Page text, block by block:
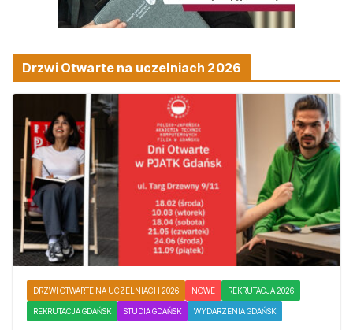
Drzwi Otwarte na uczelniach 2026
DRZWI OTWARTE NA UCZELNIACH 2026 NOWE REKRUTACJA 2026
REKRUTACJA GDAŃSK STUDIA GDAŃSK WYDARZENIA GDAŃSK